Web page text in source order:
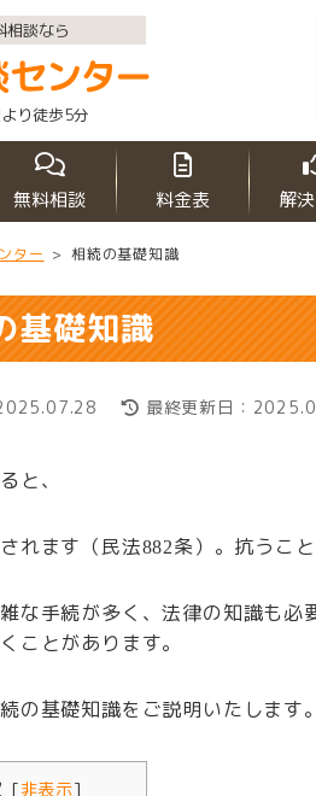
相談なら
り徒歩5分
無料相談 料金表 解
ター >相続の基礎知識
基礎知識
最終更新日：
と、
れます（民法882条）。抗うこ
な手続が多く、法律の知識も
ことがあります。
の基礎知識をご説明いたします。
[非表示]